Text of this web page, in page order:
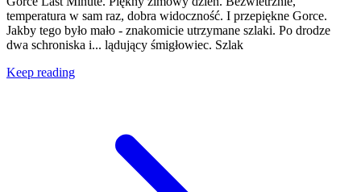
temperatura w sam raz, dobra widoczność. I przepiękne Gorce.
Jakby tego było mało - znakomicie utrzymane szlaki. Po drodze
dwa schroniska i... lądujący śmigłowiec. Szlak
Keep reading